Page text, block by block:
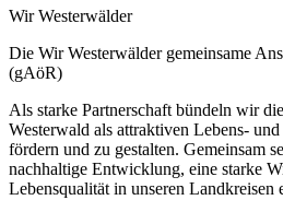
Wir Westerwälder
Die Wir Westerwälder gemeinsame
(gAöR)
Als starke Partnerschaft bündeln wir
Westerwald als attraktiven Lebens-
fördern und zu gestalten. Gemeinsam
nachhaltige Entwicklung, eine starke
Lebensqualität in unseren Landkreisen